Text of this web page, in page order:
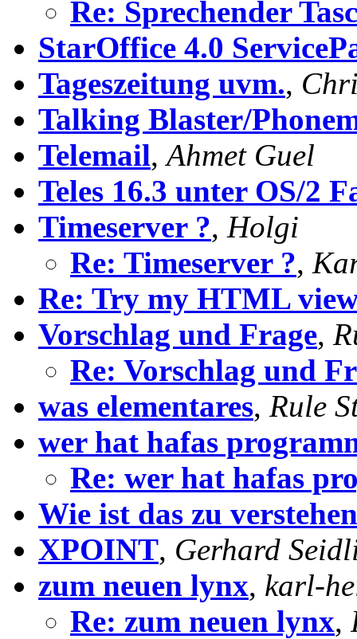
Re: Sprechender
StarOffice 4.0
Tageszeitung uvm.,
Talking Blaster/
Telemail,Ahmet Guel
Teles 16.3 unter OS/2
Timeserver ?, Holgi
Re: Timeserver ?,
Re: Try my HTML
Vorschlag und Frage,
Re: Vorschlag und
was elementares, Rule
wer hat hafas
Re: wer hat hafas
Wie ist das zu
XPOINT, Gerhard
zum neuen lynx, karl-
Re: zum neuen lynx,